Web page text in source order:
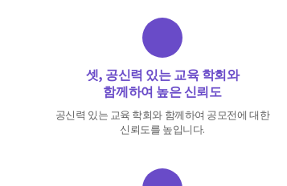
셋, 공신력 있는 교육 학회와
함께하여 높은 신뢰도
공신력 있는 교육 학회와 함께하여 공모전에 대한
신뢰도를 높입니다.